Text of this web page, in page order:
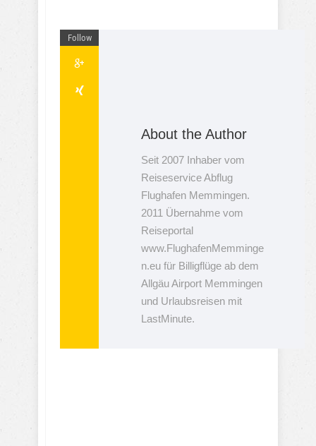
Follow
About the Author
Seit 2007 Inhaber vom
Reiseservice Abflug
Flughafen Memmingen.
2011 Übernahme vom
Reiseportal
www.FlughafenMemminge
n.eu für Billigflüge ab dem
Allgäu Airport Memmingen
und Urlaubsreisen mit
LastMinute.